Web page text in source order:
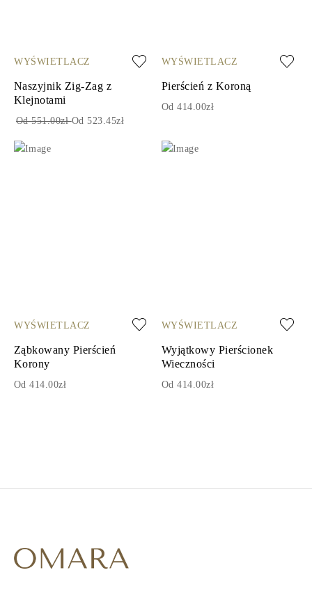
WYŚWIETLACZ
Naszyjnik Zig-Zag z
Klejnotami
Od 551.00złOd 523.45zł
WYŚWIETLACZ
Pierścień z Koroną
Od 414.00zł
WYŚWIETLACZ
Ząbkowany Pierścień
Korony
Od 414.00zł
WYŚWIETLACZ
Wyjątkowy Pierścionek
Wieczności
Od 414.00zł
7